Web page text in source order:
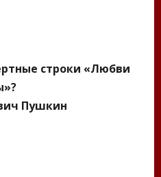
строки «Любви
Пушкин